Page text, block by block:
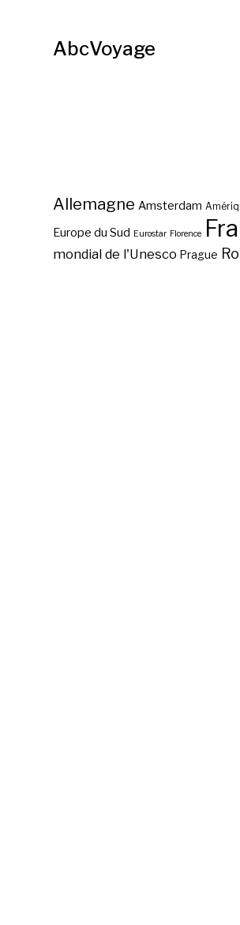
AbcVoyage
Allemagne Amsterdam
Europe du Sud Eurostar Florence
mondial de l'Unesco Prague